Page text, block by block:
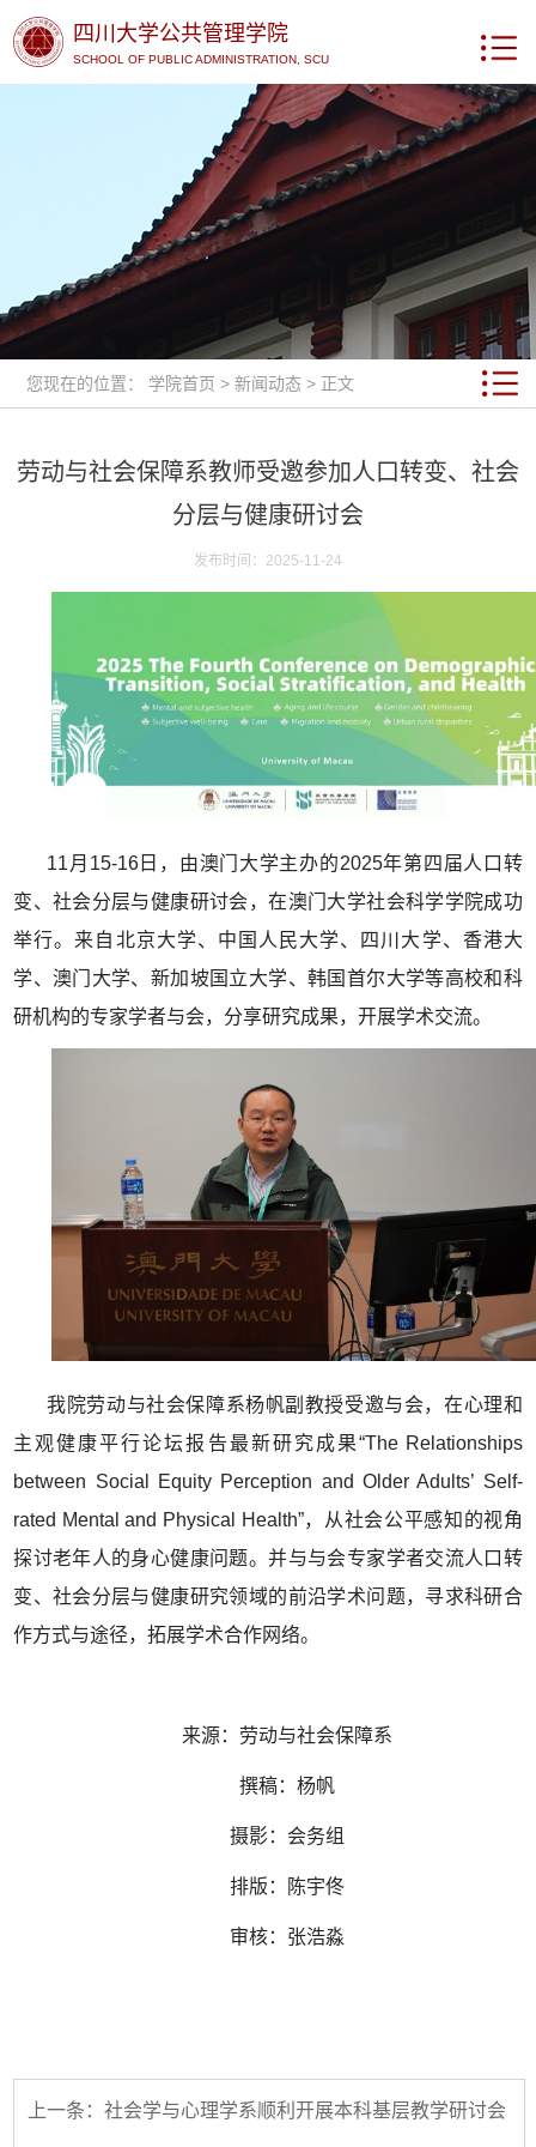
四川大学公共管理学院
SCHOOL OF PUBLIC ADMINISTRATION, SCU
您现在的位置： 学院首页 >新闻动态 > 正文
劳动与社会保障系教师受邀参加人口转变、社会
分层与健康研讨会
发布时间：2025-11-24
11月15-16日，由澳门大学主办的2025年第四届人口转
变、社会分层与健康研讨会，在澳门大学社会科学学院成功
举行。来自北京大学、中国人民大学、四川大学、香港大
学、澳门大学、新加坡国立大学、韩国首尔大学等高校和科
研机构的专家学者与会，分享研究成果，开展学术交流。
我院劳动与社会保障系杨帆副教授受邀与会，在心理和
主观健康平行论坛报告最新研究成果“The Relationships
between Social Equity Perception and Older Adults’ Self-
rated Mental and Physical Health”，从社会公平感知的视角
探讨老年人的身心健康问题。并与与会专家学者交流人口转
变、社会分层与健康研究领域的前沿学术问题，寻求科研合
作方式与途径，拓展学术合作网络。
来源：劳动与社会保障系
撰稿：杨帆
摄影：会务组
排版：陈宇佟
审核：张浩淼
上一条：社会学与心理学系顺利开展本科基层教学研讨会